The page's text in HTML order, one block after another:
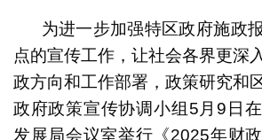
为进一步加强特区政府施政
点的宣传工作，让社会各界更深
政方向和工作部署，政策研究和
政府政策宣传协调小组5月9日
发展局会议室举行《2025年财政